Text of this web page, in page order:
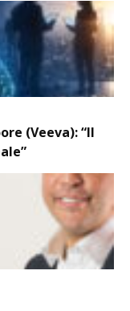
(Veeva): “Il